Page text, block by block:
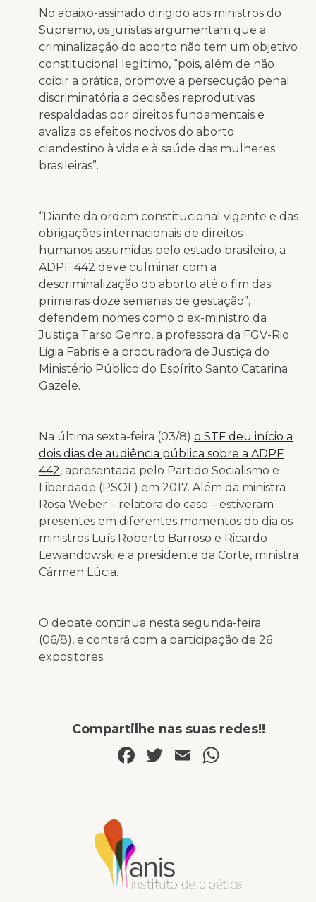
No abaixo-assinado dirigido aos ministros do
Supremo, os juristas argumentam que a
criminalização do aborto não tem um objetivo
constitucional legítimo, “pois, além de não
coibir a prática, promove a persecução penal
discriminatória a decisões reprodutivas
respaldadas por direitos fundamentais e
avaliza os efeitos nocivos do aborto
clandestino à vida e à saúde das mulheres
brasileiras”.
“Diante da ordem constitucional vigente e das
obrigações internacionais de direitos
humanos assumidas pelo estado brasileiro, a
ADPF 442 deve culminar com a
descriminalização do aborto até o fim das
primeiras doze semanas de gestação”,
defendem nomes como o ex-ministro da
Justiça Tarso Genro, a professora da FGV-Rio
Ligia Fabris e a procuradora de Justiça do
Ministério Público do Espírito Santo Catarina
Gazele.
Na última sexta-feira (03/8) o STF deu início a
dois dias de audiência pública sobre a ADPF
442, apresentada pelo Partido Socialismo e
Liberdade (PSOL) em 2017. Além da ministra
Rosa Weber – relatora do caso – estiveram
presentes em diferentes momentos do dia os
ministros Luís Roberto Barroso e Ricardo
Lewandowski e a presidente da Corte, ministra
Cármen Lúcia.
O debate continua nesta segunda-feira
(06/8), e contará com a participação de 26
expositores.
Compartilhe nas suas redes!!
Facebook
Twitter
Email